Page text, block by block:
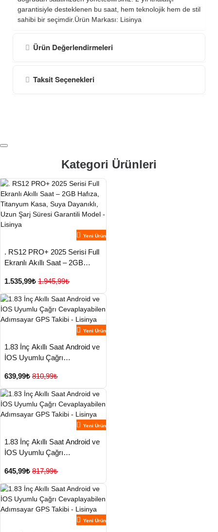
garantisiyle desteklenen bu saat, hem teknolojik hem de stil
sahibi bir seçimdir.Ürün Markası: Lisinya
Ürün Değerlendirmeleri
Taksit Seçenekleri
Kategori Ürünleri
Yeni Ürün
. RS12 PRO+ 2025 Serisi Full
Ekranlı Akıllı Saat – 2GB
Dayanıklı, Uzun Şarj Süresi
Garantili Model - Lisinya
1.535,99₺ 1.945,99₺
Yeni Ürün
1.83 İnç Akıllı Saat Android ve
İOS Uyumlu Çağrı
GPS Takibi - Lisinya
639,99₺ 810,99₺
Yeni Ürün
1.83 İnç Akıllı Saat Android ve
İOS Uyumlu Çağrı
GPS Takibi - Lisinya
645,99₺ 817,99₺
Yeni Ürün